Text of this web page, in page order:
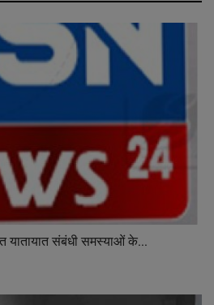
संबंधी समस्याओं के...